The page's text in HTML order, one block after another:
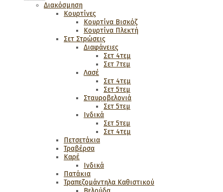
Διακόσμηση
Κουρτίνες
Κουρτίνα Βισκόζ
Κουρτίνα Πλεκτή
Σετ Στρώσεις
Διαφάνειες
Σετ 4τεμ
Σετ 7τεμ
Λασέ
Σετ 4τεμ
Σετ 5τεμ
Σταυροβελονιά
Σετ 5τεμ
Ινδικά
Σετ 5τεμ
Σετ 4τεμ
Πετσετάκια
Τραβέρσα
Καρέ
Ινδικά
Πατάκια
Τραπεζομάντηλα Καθιστικού